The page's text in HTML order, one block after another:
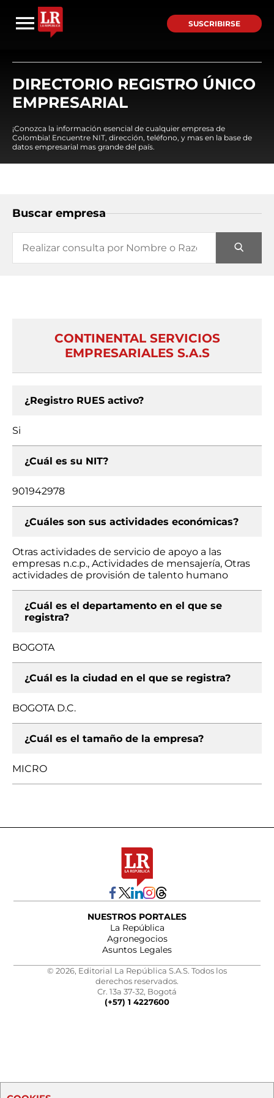
SUSCRIBIRSE
DIRECTORIO REGISTRO ÚNICO
EMPRESARIAL
¡Conozca la información esencial de cualquier empresa de
Colombia! Encuentre NIT, dirección, teléfono, y mas en la base de
datos empresarial mas grande del país.
Buscar empresa
CONTINENTAL SERVICIOS
EMPRESARIALES S.A.S
¿Registro RUES activo?
Si
¿Cuál es su NIT?
901942978
¿Cuáles son sus actividades económicas?
Otras actividades de servicio de apoyo a las
empresas n.c.p., Actividades de mensajería, Otras
actividades de provisión de talento humano
¿Cuál es el departamento en el que se
registra?
BOGOTA
¿Cuál es la ciudad en el que se registra?
BOGOTA D.C.
¿Cuál es el tamaño de la empresa?
MICRO
NUESTROS PORTALES
La República
Agronegocios
Asuntos Legales
© 2026, Editorial La República S.A.S. Todos los
derechos reservados.
Cr. 13a 37-32, Bogotá
(+57) 1 4227600